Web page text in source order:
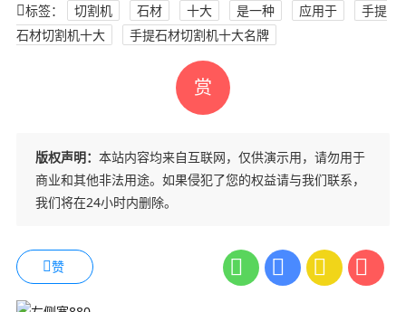
标签： 切割机 石材 十大 是一种 应用于
手提
石材切割机十大
手提石材切割机十大名牌
赏
版权声明： 本站内容均来自互联网，仅供演示用，请勿用于
商业和其他非法用途。如果侵犯了您的权益请与我们联系，
我们将在24小时内删除。
赞